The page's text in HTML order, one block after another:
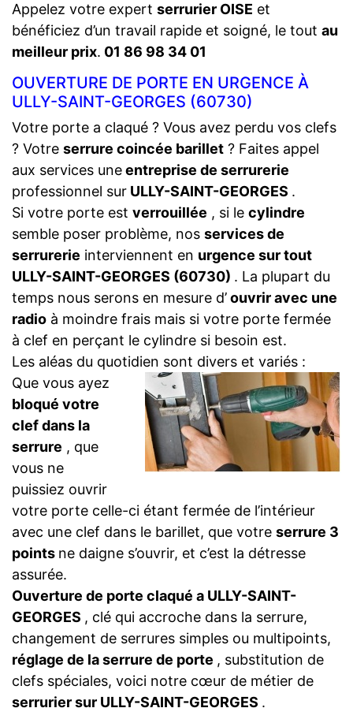
Appelez votre expert serrurier OISE et
bénéficiez d’un travail rapide et soigné, le tout au
meilleur prix. 01 86 98 34 01
OUVERTURE DE PORTE EN URGENCE À
ULLY-SAINT-GEORGES (60730)
Votre porte a claqué ? Vous avez perdu vos clefs
? Votre serrure coincée barillet ? Faites appel
aux services uneentreprise de serrurerie
professionnel sur ULLY-SAINT-GEORGES .
Si votre porte est verrouillée , si le cylindre
semble poser problème, nos services de
serrurerie interviennent en urgence sur tout
ULLY-SAINT-GEORGES (60730) . La plupart du
temps nous serons en mesure d’ouvrir avec une
radio à moindre frais mais si votre porte fermée
à clef en perçant le cylindre si besoin est.
Les aléas du quotidien sont divers et variés :
Que vous ayez
bloqué votre
clef dans la
serrure , que
vous ne
puissiez ouvrir
votre porte celle-ci étant fermée de l’intérieur
avec une clef dans le barillet, que votre serrure 3
points ne daigne s’ouvrir, et c’est la détresse
assurée.
Ouverture de porte claqué a ULLY-SAINT-
GEORGES , clé qui accroche dans la serrure,
changement de serrures simples ou multipoints,
réglage de la serrure de porte , substitution de
clefs spéciales, voici notre cœur de métier de
serrurier sur ULLY-SAINT-GEORGES .